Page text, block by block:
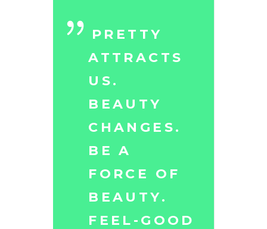
PRETTY
ATTRACTS
US.
BEAUTY
CHANGES.
BE A
FORCE OF
BEAUTY.
FEEL-GOOD